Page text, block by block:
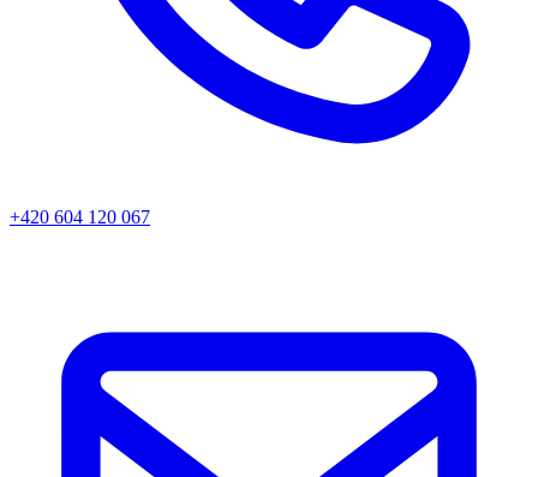
+420 604 120 067